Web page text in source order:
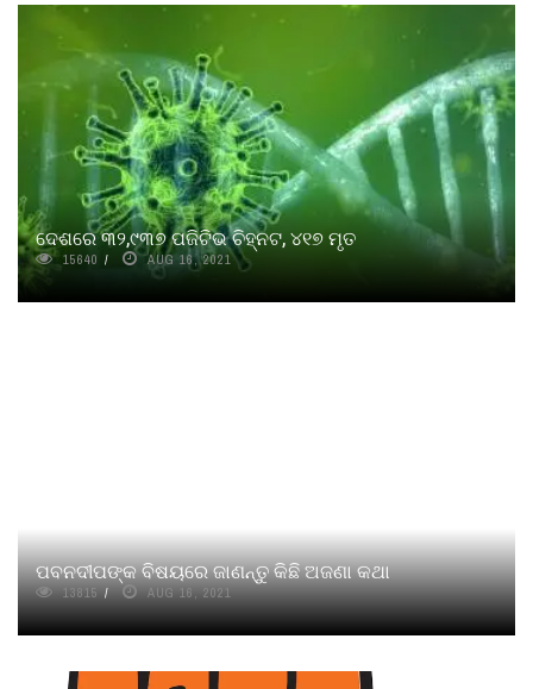
ଦେଶରେ ୩୨,୯୩୭ ପଜିଟିଭ ଚିହ୍ନଟ, ୪୧୭ ମୃତ
15640 AUG 16, 2021
ପବନଦୀପଙ୍କ ବିଷୟରେ ଜାଣନ୍ତୁ କିଛି ଅଜଣା କଥା
13815 AUG 16, 2021